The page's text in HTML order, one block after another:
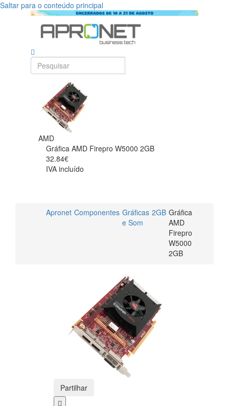
Saltar para o conteúdo principal
AMD
Gráfica AMD Firepro W5000 2GB
32.84€
IVA incluído
Apronet Componentes Gráficas
e Som
2GB Gráfica
AMD
Firepro
W5000
2GB
Partilhar